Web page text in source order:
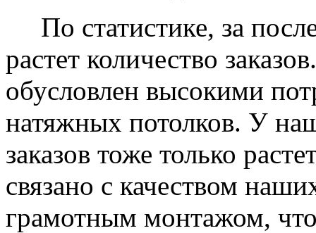
По статистике, за
растет количество
обусловлен высокими
натяжных потолков. У
заказов тоже только
связано с качеством
грамотным монтажом,